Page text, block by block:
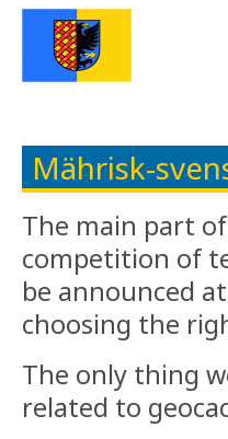
Mährisk-
The main part
competition of
be announced
choosing the
The only thing
related to